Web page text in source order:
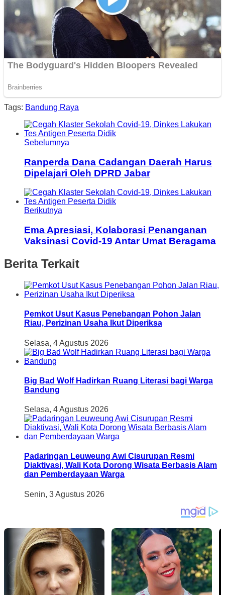
Tags: Bandung Raya
Sebelumnya
Ranperda Dana Cadangan Daerah Harus
Dipelajari Oleh DPRD Jabar
Berikutnya
Ema Apresiasi, Kolaborasi Penanganan
Vaksinasi Covid-19 Antar Umat Beragama
Berita Terkait
Pemkot Usut Kasus Penebangan Pohon Jalan
Riau, Perizinan Usaha Ikut Diperiksa
Selasa, 4 Agustus 2026
Big Bad Wolf Hadirkan Ruang Literasi bagi Warga
Bandung
Selasa, 4 Agustus 2026
Padaringan Leuweung Awi Cisurupan Resmi
Diaktivasi, Wali Kota Dorong Wisata Berbasis Alam
dan Pemberdayaan Warga
Senin, 3 Agustus 2026